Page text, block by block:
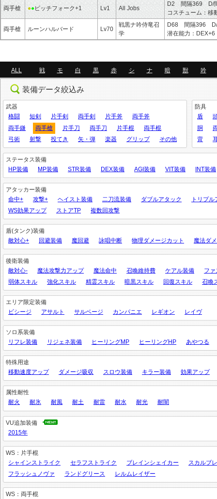
両手槍 ●●ピッチフォーク+1 Lv1 All Jobs
D2 間隔369 D/
コスチューム： 移
両手槍 ルーンハルバード Lv70
戦黒ナ吟侍竜召
学
D68 間隔396
潜在能力： DEX+6
ALL 戦 モ 白 黒 赤 シ ナ 暗 獣 吟
装備データ絞込み
武器
格闘
短剣 片手剣 両手剣 片手斧
両手斧
両手鎌
両手槍 片手刀 両手刀 片手棍
両手棍
弓術
射撃 投てき 矢・弾 楽器 グリップ その他
防具
盾
胴
背
ステータス装備
HP装備
MP装備 STR装備 DEX装備 AGI装備 VIT装備 INT装備
アタッカー装備
命中+
攻撃+ ヘイスト装備 二刀流装備 ダブルアタック
トリプル
WS効果アップ
ストアTP 複数回攻撃
盾(タンク)装備
敵対心+
回避装備 魔回避 詠唱中断 物理ダメージカット 魔法ダ
後衛装備
敵対心-
魔法攻撃力アップ 魔法命中 召喚維持費 ケアル装備
フ
弱体スキル
強化スキル 精霊スキル 暗黒スキル 回復スキル 召喚
エリア限定装備
ビシージ
アサルト サルベージ カンパニエ レギオン レイヴ
ソロ系装備
リフレ装備
リジェネ装備 ヒーリングMP ヒーリングHP あやつる
特殊用途
移動速度アップ
ダメージ吸収 スロウ装備 キラー装備 効果アップ
属性耐性
耐火
耐氷 耐風 耐土 耐雷 耐水 耐光 耐闇
VU追加装備
2015年
WS：片手棍
シャインストライク
セラフストライク ブレインシェイカー
スカルブ
フラッシュノヴァ
ランドグリース レルムレイザー
WS：両手棍